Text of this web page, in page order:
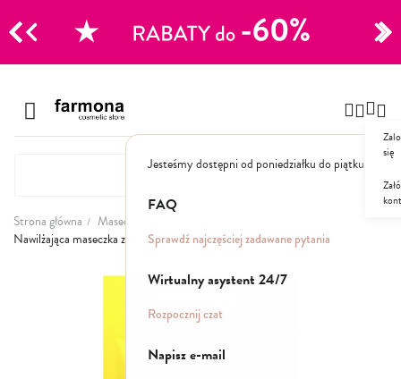
treści
Jesteśmy dostępni od poniedziałku do piątku:
FAQ
Sprawdź najczęściej zadawane pytania
Wirtualny asystent 24/7
Rozpocznij czat
Napisz e-mail
się
Szampony
Dla mężczyzn
Strona główna Maseczki i serum
Nawilżająca maseczka z kompleksem nawilżającym 7%